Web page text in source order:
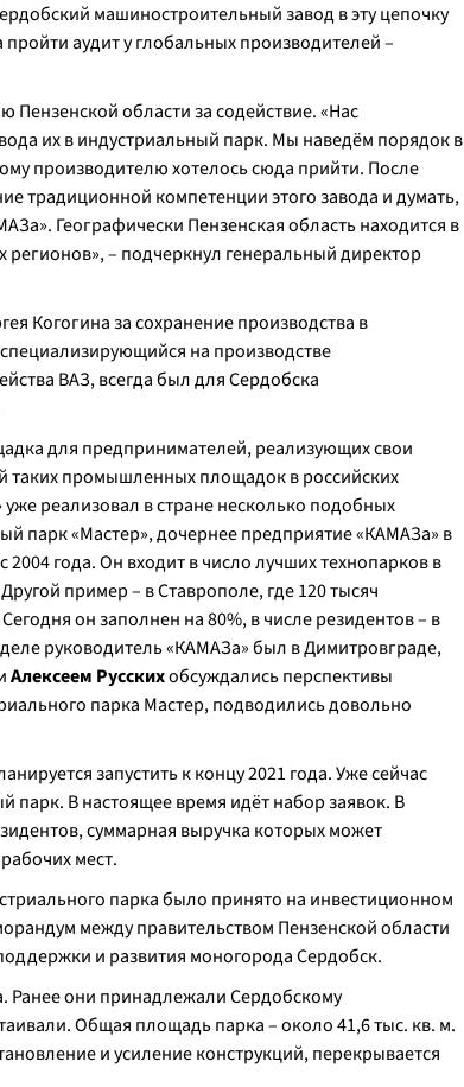
машиностроительный завод в эту цепочку
аудит у глобальных производителей –
области за содействие. «Нас
их в индустриальный парк. Мы наведём порядок в
производителю хотелось сюда прийти. После
традиционной компетенции этого завода и думать,
Географически Пензенская область находится в
– подчеркнул генеральный директор
Когогина за сохранение производства в
на производстве
ВАЗ, всегда был для Сердобска
для предпринимателей, реализующих свои
таких промышленных площадок в российских
реализовал в стране несколько подобных
парк «Мастер», дочернее предприятие «КАМАЗа» в
года. Он входит в число лучших технопарков в
пример – в Ставрополе, где 120 тысяч
он заполнен на 80%, в числе резидентов – в
руководитель «КАМАЗа» был в Димитровграде,
Алексеем Русскихобсуждались перспективы
парка Мастер, подводились довольно
запустить к концу 2021 года. Уже сейчас
парк. В настоящее время идёт набор заявок. В
суммарная выручка которых может
мест.
парка было принято на инвестиционном
между правительством Пензенской области
и развития моногорода Сердобск.
Ранее они принадлежали Сердобскому
Общая площадь парка – около 41,6 тыс. кв. м.
и усиление конструкций, перекрывается